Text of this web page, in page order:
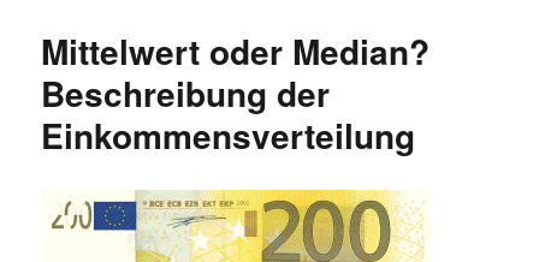
Mittelwert oder Median?
Beschreibung der
Einkommensverteilung